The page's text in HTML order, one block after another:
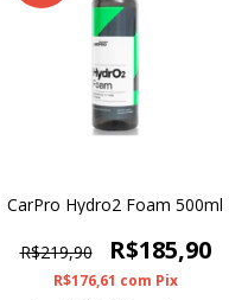
CarPro Hydro2 Foam 500ml
R$219,90 R$185,90
R$176,61 com Pix